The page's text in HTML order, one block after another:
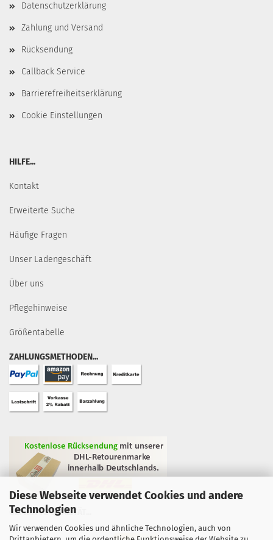
Diese Webseite verwendet Cookies und andere
Technologien
Wir verwenden Cookies und ähnliche Technologien, auch von
Datenschutzerklärung
Zahlung und Versand
Rücksendung
Callback Service
Barrierefreiheitserklärung
Cookie Einstellungen
HILFE...
Kontakt
Erweiterte Suche
Häufige Fragen
Unser Ladengeschäft
Über uns
Pflegehinweise
Größentabelle
ZAHLUNGSMETHODEN...
GEPRÜFTE QUALITÄT...